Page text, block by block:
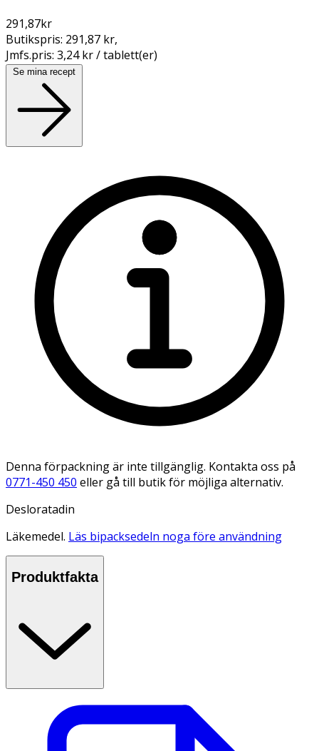
291,87kr
Butikspris: 291,87 kr,
Jmfs.pris: 3,24 kr / tablett(er)
Se mina recept
Denna förpackning är inte tillgänglig. Kontakta oss på
0771-450 450 eller gå till butik för möjliga alternativ.
Desloratadin
Läkemedel. Läs bipacksedeln noga före användning
Produktfakta